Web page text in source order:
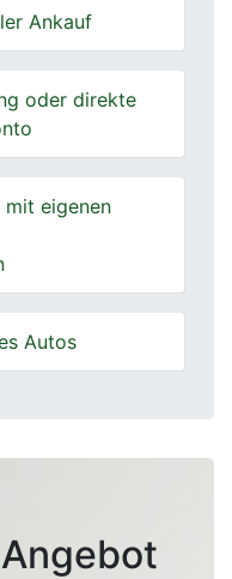
Ankauf
oder direkte
mit eigenen
Autos